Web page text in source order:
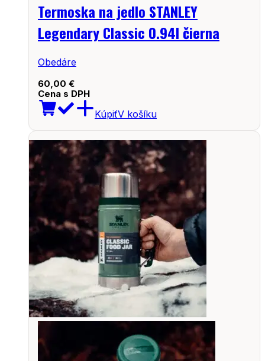
Termoska na jedlo STANLEY
Legendary Classic 0.94l čierna
Obedáre
60,00 €
Cena s DPH
KúpiťV košíku